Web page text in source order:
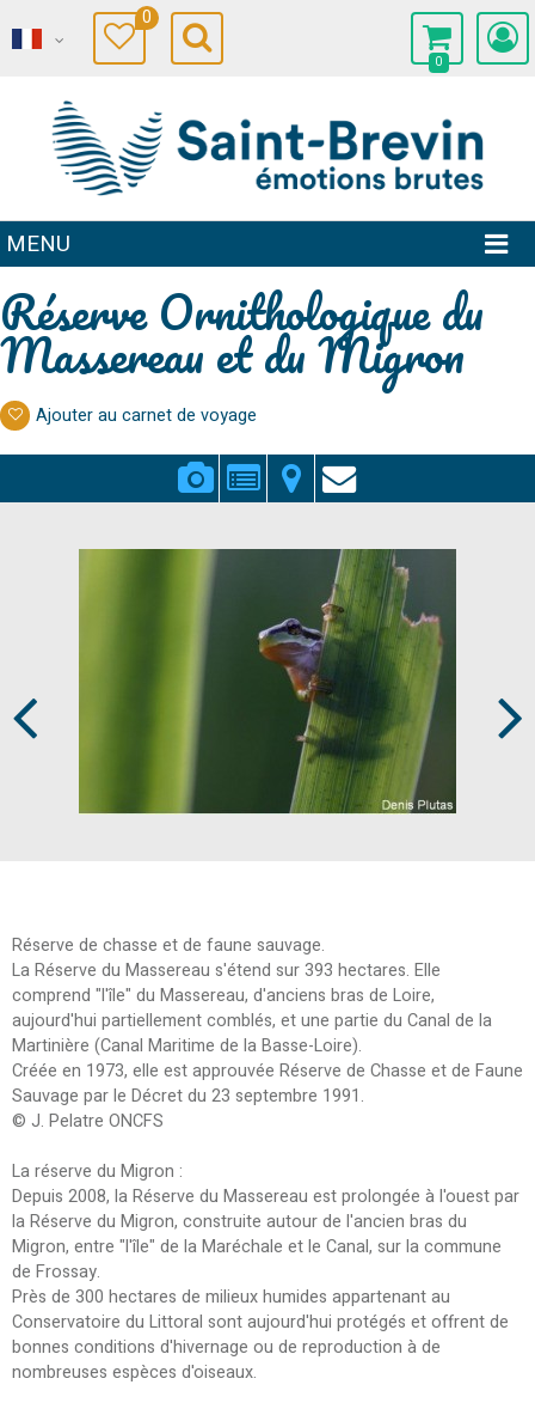
0
0
MENU
Réserve Ornithologique du
Massereau et du Migron
Ajouter au carnet de voyage
Réserve de chasse et de faune sauvage.
La Réserve du Massereau s'étend sur 393 hectares. Elle
comprend "l'île" du Massereau, d'anciens bras de Loire,
aujourd'hui partiellement comblés, et une partie du Canal de la
Martinière (Canal Maritime de la Basse-Loire).
Créée en 1973, elle est approuvée Réserve de Chasse et de Faune
Sauvage par le Décret du 23 septembre 1991.
© J. Pelatre ONCFS
La réserve du Migron :
Depuis 2008, la Réserve du Massereau est prolongée à l'ouest par
la Réserve du Migron, construite autour de l'ancien bras du
Migron, entre "l'île" de la Maréchale et le Canal, sur la commune
de Frossay.
Près de 300 hectares de milieux humides appartenant au
Conservatoire du Littoral sont aujourd'hui protégés et offrent de
bonnes conditions d'hivernage ou de reproduction à de
nombreuses espèces d'oiseaux.